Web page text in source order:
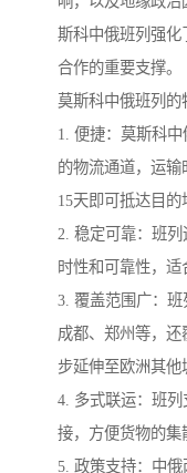
斯科中俄班列强化
合作的重要支撑。
莫斯科中俄班列的
1. 便捷：莫斯科
的物流通道，运输
15天即可抵达目的
2. 稳定可靠：班
时性和可靠性，适
3. 覆盖范围广：班
成都、郑州等，
步延伸至欧洲其他
4. 多式联运：班
接，方便货物的集
5. 政策支持：中